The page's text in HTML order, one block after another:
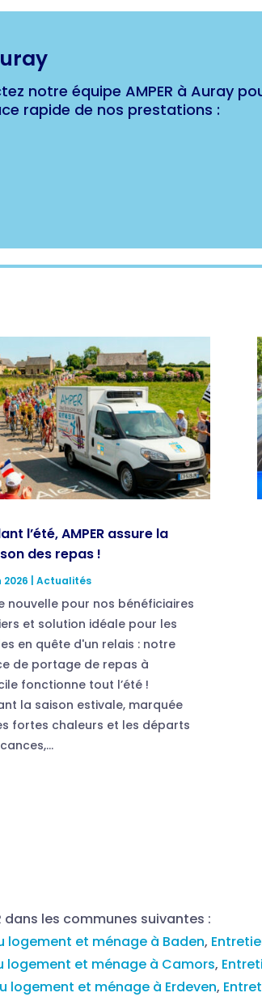
notre équipe AMPER à Auray
rapide de nos prestations :
l’été, AMPER assure la
des repas !
2026 Actualités
nouvelle pour nos bénéficiaires
et solution idéale pour les
en quête d'un relais : notre
de portage de repas à
fonctionne tout l’été !
la saison estivale, marquée
fortes chaleurs et les départs
dans les communes suivantes :
logement et ménage à Baden,
logement et ménage à Camors,
logement et ménage à Erdeven,